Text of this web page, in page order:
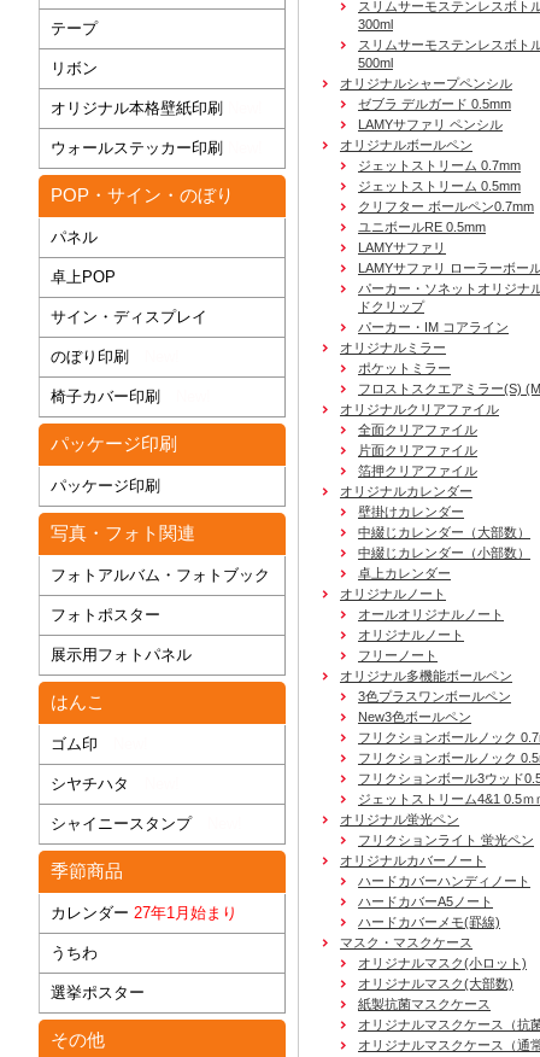
テープ
リボン
オリジナル本格壁紙印刷
ウォールステッカー印刷
POP・サイン・のぼり
パネル
卓上POP
サイン・ディスプレイ
のぼり印刷
椅子カバー印刷
パッケージ印刷
パッケージ印刷
写真・フォト関連
フォトアルバム・フォトブック
フォトポスター
展示用フォトパネル
はんこ
ゴム印
シヤチハタ
シャイニースタンプNew!
季節商品
カレンダー 27年1月始まり
うちわ
選挙ポスター
その他
スリムサーモステンレスボト
300ml
スリムサーモステンレスボト
500ml
オリジナルシャープペンシル
ゼブラ デルガード 0.5mm
LAMYサファリ ペンシル
オリジナルボールペン
ジェットストリーム 0.7mm
ジェットストリーム 0.5mm
クリフター ボールペン0.7mm
ユニボールRE 0.5mm
LAMYサファリ
LAMYサファリ ローラーボー
パーカー・ソネットオリジナ
ドクリップ
パーカー・IM コアライン
オリジナルミラー
ポケットミラー
フロストスクエアミラー(S)
オリジナルクリアファイル
全面クリアファイル
片面クリアファイル
箔押クリアファイル
オリジナルカレンダー
壁掛けカレンダー
中綴じカレンダー（大部数）
中綴じカレンダー（小部数）
卓上カレンダー
オリジナルノート
オールオリジナルノート
オリジナルノート
フリーノート
オリジナル多機能ボールペン
3色プラスワンボールペン
New3色ボールペン
フリクションボールノック
フリクションボールノック
フリクションボール3ウッド
ジェットストリーム4&1 0.5ｍ
オリジナル蛍光ペン
フリクションライト 蛍光ペン
オリジナルカバーノート
ハードカバーハンディノート
ハードカバーA5ノート
ハードカバーメモ(罫線)
マスク・マスクケース
オリジナルマスク(小ロット)
オリジナルマスク(大部数)
紙製抗菌マスクケース
オリジナルマスクケース（抗
オリジナルマスクケース（通